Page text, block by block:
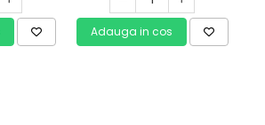
Adauga in cos